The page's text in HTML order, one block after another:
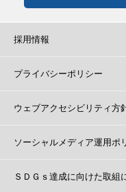
採用情報
プライバシーポリシー
ウェブアクセシビリティ方
ソーシャルメディア運用ポ
ＳＤＧｓ達成に向けた取組